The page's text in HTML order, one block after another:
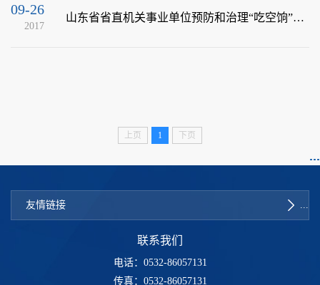
09-26
2017
山东省省直机关事业单位预防和治理“吃空饷”问题实施办法
上页 1 下页
友情链接
联系我们
电话：0532-86057131
传真：0532-86057131